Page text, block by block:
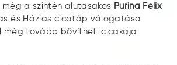
a szintén alutasakos Purina Felix
és Házias cicatáp válogatása
még tovább bővítheti cicakaja